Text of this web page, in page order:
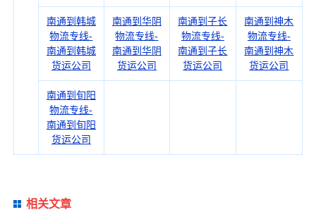
南通到韩城
物流专线-
南通到韩城
货运公司
南通到华阴
物流专线-
南通到华阴
货运公司
南通到子长
物流专线-
南通到子长
货运公司
南通到神木
物流专线-
南通到神木
货运公司
南通到旬阳
物流专线-
南通到旬阳
货运公司
相关文章